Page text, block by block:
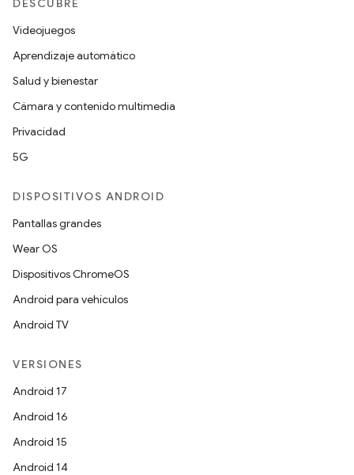
DESCUBRE
Videojuegos
Aprendizaje automático
Salud y bienestar
Cámara y contenido multimedia
Privacidad
5G
DISPOSITIVOS ANDROID
Pantallas grandes
Wear OS
Dispositivos ChromeOS
Android para vehículos
Android TV
VERSIONES
Android 17
Android 16
Android 15
Android 14